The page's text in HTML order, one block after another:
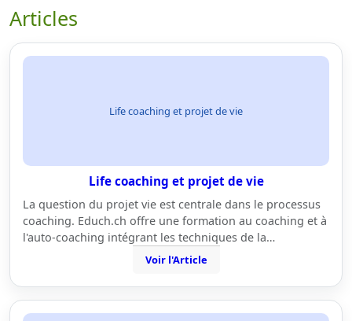
Articles
Life coaching et projet de vie
Life coaching et projet de vie
La question du projet vie est centrale dans le processus
coaching. Educh.ch offre une formation au coaching et à
l'auto-coaching intégrant les techniques de la…
Voir l'Article